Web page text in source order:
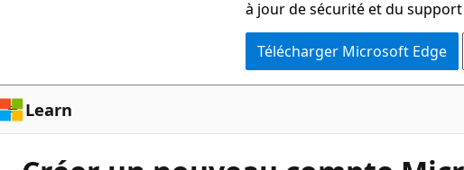
à jour de sécurité et du
Télécharger Microsoft Edge
Learn